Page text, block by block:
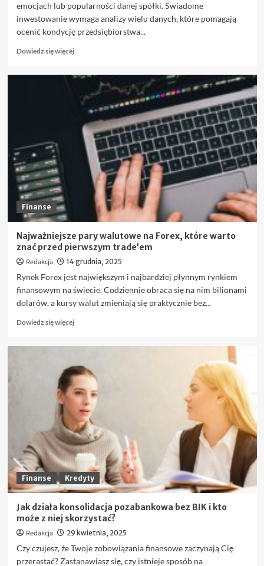
emocjach lub popularności danej spółki. Świadome
inwestowanie wymaga analizy wielu danych, które pomagają
ocenić kondycję przedsiębiorstwa...
Dowiedz się więcejDowiedz
Jakie
wskaźniki
giełdowe
warto
znać
przed
zakupem
akcji?
Finanse
Najważniejsze pary walutowe na Forex, które warto
znać przed pierwszym trade’em
Redakcja 14 grudnia, 2025
Rynek Forex jest największym i najbardziej płynnym rynkiem
finansowym na świecie. Codziennie obraca się na nim bilionami
dolarów, a kursy walut zmieniają się praktycznie bez...
Dowiedz się więcejDowiedz
Najważniejsze
pary
walutowe
na
Forex,
które
warto
znać
przed
pierwszym
trade’em
Finanse Kredyty
Jak działa konsolidacja pozabankowa bez BIK i kto
może z niej skorzystać?
Redakcja 29 kwietnia, 2025
Czy czujesz, że Twoje zobowiązania finansowe zaczynają Cię
przerastać? Zastanawiasz się, czy istnieje sposób na